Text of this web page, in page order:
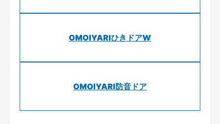
OMOIYARIひきドアW
OMOIYARI防音ドア